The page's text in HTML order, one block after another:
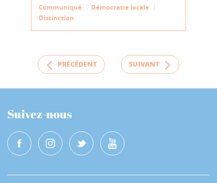
Communiqué
Démocratie locale
Distinction
PRÉCÉDENT SUIVANT
Suivez-nous